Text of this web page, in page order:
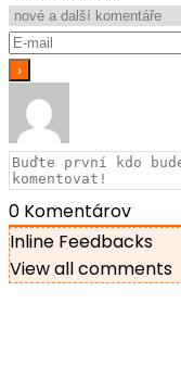
0 Komentárov
Inline Feedbacks
View all comments